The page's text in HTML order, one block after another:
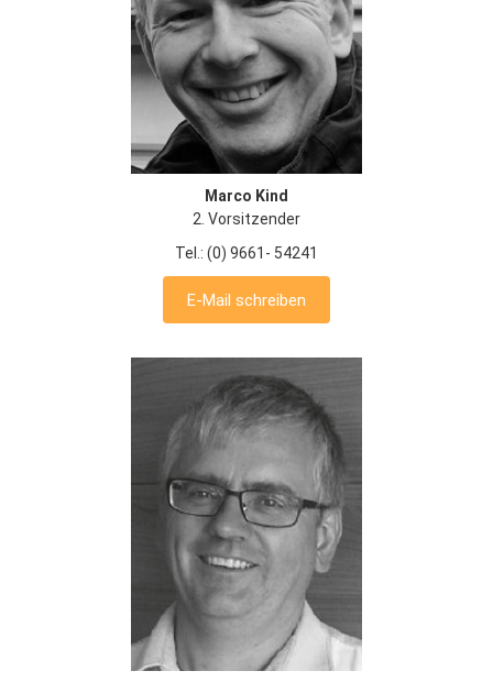
Marco Kind
2. Vorsitzender
Tel.: (0) 9661- 54241
E-Mail schreiben